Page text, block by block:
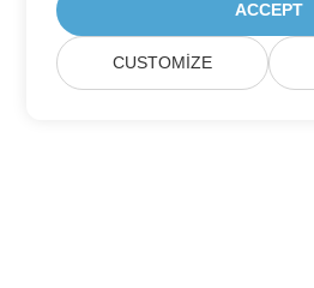
ACCEPT
CUSTOMIZE